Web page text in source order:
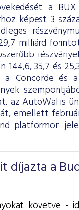
a
képest 3
milliárd
144,6, 35,7 és
a Concorde
az AutoWallis
emellett
platformon
díjazta a
követve -